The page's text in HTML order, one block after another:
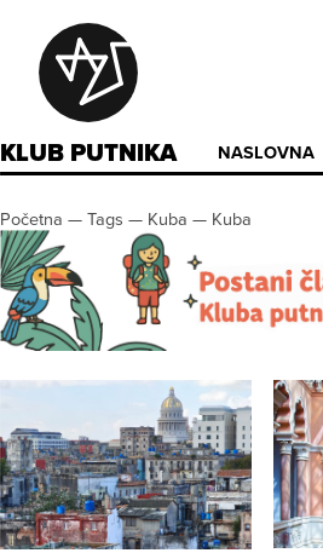
KLUB PUTNIKA NASLOVNA
Početna — Tags — Kuba — Kuba